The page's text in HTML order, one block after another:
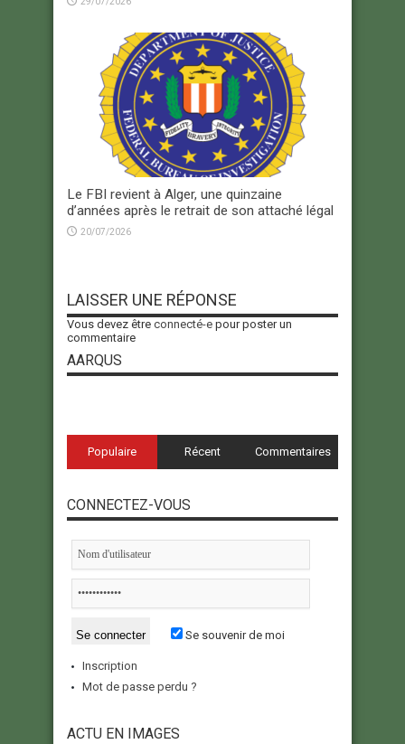
Le FBI revient à Alger, une quinzaine
d’années après le retrait de son attaché légal
20/07/2026
LAISSER UNE RÉPONSE
Vous devez être connecté-e pour poster un
commentaire
AARQUS
Populaire Récent Commentaires
CONNECTEZ-VOUS
Se souvenir de moi
Inscription
Mot de passe perdu ?
ACTU EN IMAGES